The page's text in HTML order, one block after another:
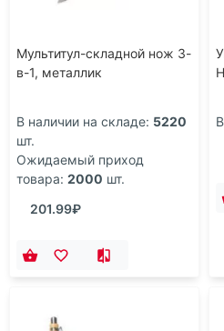
Мультитул-складной нож 3-
в-1, металлик
В наличии на складе: 5220
шт.
Ожидаемый приход
товара: 2000 шт.
201.99₽